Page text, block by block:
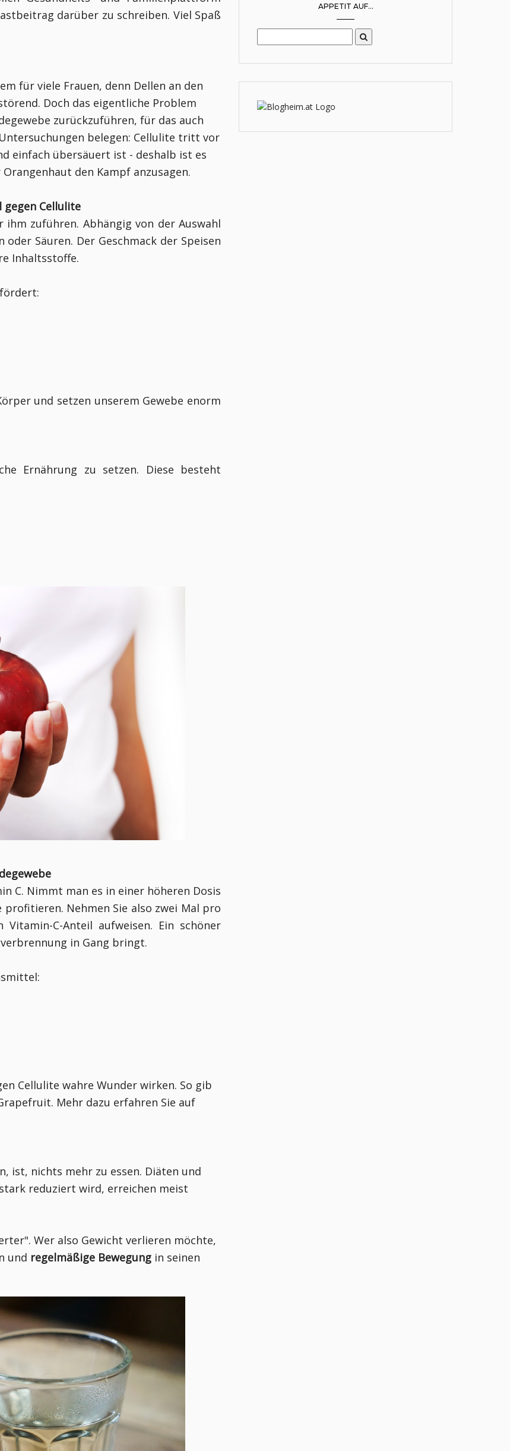
darüber zu schreiben. Viel Spaß
für viele Frauen, denn Dellen an den
Doch das eigentliche Problem
zurückzuführen, für das auch
belegen: Cellulite tritt vor
einfach übersäuert ist - deshalb ist es
den Kampf anzusagen.
gegen Cellulite
zuführen. Abhängig von der Auswahl
Säuren. Der Geschmack der Speisen
Inhaltsstoffe.
und setzen unserem Gewebe enorm
Ernährung zu setzen. Diese besteht
C. Nimmt man es in einer höheren Dosis
profitieren. Nehmen Sie also zwei Mal pro
C-Anteil aufweisen. Ein schöner
in Gang bringt.
Cellulite wahre Wunder wirken. So gib
Mehr dazu erfahren Sie auf
ist, nichts mehr zu essen. Diäten und
reduziert wird, erreichen meist
Wer also Gewicht verlieren möchte,
und regelmäßige Bewegung in seinen
APPETIT AUF...